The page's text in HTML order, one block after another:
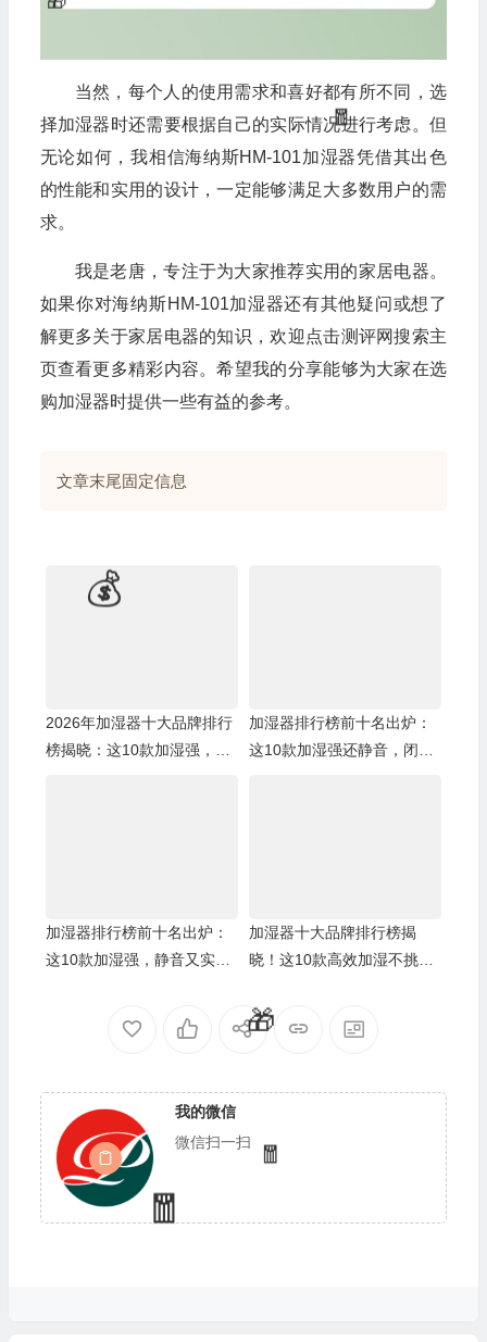
当然，每个人的使用需求和喜好都有所不同，选
择加湿器时还需要根据自己的实际情况进行考虑。但
无论如何，我相信海纳斯HM-101加湿器凭借其出色
的性能和实用的设计，一定能够满足大多数用户的需
求。
我是老唐，专注于为大家推荐实用的家居电器。
如果你对海纳斯HM-101加湿器还有其他疑问或想了
解更多关于家居电器的知识，欢迎点击测评网搜索主
页查看更多精彩内容。希望我的分享能够为大家在选
购加湿器时提供一些有益的参考。
文章末尾固定信息
2026年加湿器十大品牌排行
榜揭晓：这10款加湿强，静
加湿器排行榜前十名出炉：
这10款加湿强还静音，闭眼
加湿器排行榜前十名出炉：
这10款加湿强，静音又实
加湿器十大品牌排行榜揭
晓！这10款高效加湿不挑水
我的微信
微信扫一扫
🎁